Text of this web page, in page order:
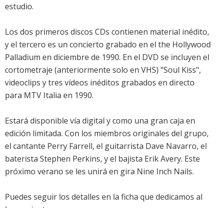
estudio.
Los dos primeros discos CDs contienen material inédito,
y el tercero es un concierto grabado en el the Hollywood
Palladium en diciembre de 1990. En el DVD se incluyen el
cortometraje (anteriormente solo en VHS) "Soul Kiss",
videoclips y tres vídeos inéditos grabados en directo
para MTV Italia en 1990.
Estará disponible vía digital y como una gran caja en
edición limitada. Con los miembros originales del grupo,
el cantante Perry Farrell, el guitarrista Dave Navarro, el
baterista Stephen Perkins, y el bajista Erik Avery. Este
próximo verano se les unirá en gira Nine Inch Nails.
Puedes seguir los detalles en la ficha que dedicamos al